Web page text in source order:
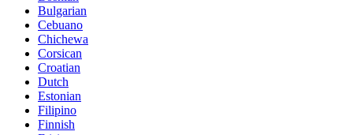
Bulgarian
Cebuano
Chichewa
Corsican
Croatian
Dutch
Estonian
Filipino
Finnish